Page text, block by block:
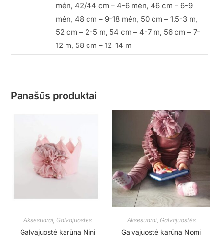
mėn, 42/44 cm – 4-6 mėn, 46 cm – 6-9
mėn, 48 cm – 9-18 mėn, 50 cm – 1,5-3 m,
52 cm – 2-5 m, 54 cm – 4-7 m, 56 cm – 7-
12 m, 58 cm – 12-14 m
Panašūs produktai
Aksesuarai, Galvajuostės
Galvajuostė karūna Nini
Aksesuarai, Galvajuostės
Galvajuostė karūna Nomi